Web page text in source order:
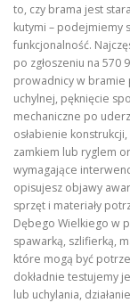
to, czy brama jest
kutymi – podejmiemy
funkcjonalność.
po zgłoszeniu na 570
prowadnicy w bramie
uchylnej, pęknięcie
mechaniczne po
osłabienie
zamkiem lub ryglem
wymagające
opisujesz objawy
sprzęt i materiały
Dębego Wielkiego w
spawarką, szlifierką,
które mogą być
dokładnie testujemy
lub uchylania,